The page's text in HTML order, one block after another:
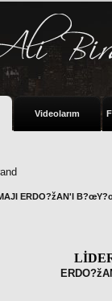
Videolarım
ERDO?žAN'I